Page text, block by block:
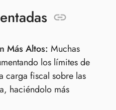
Más Altos: Muchas
los límites de
carga fiscal sobre las
haciéndolo más